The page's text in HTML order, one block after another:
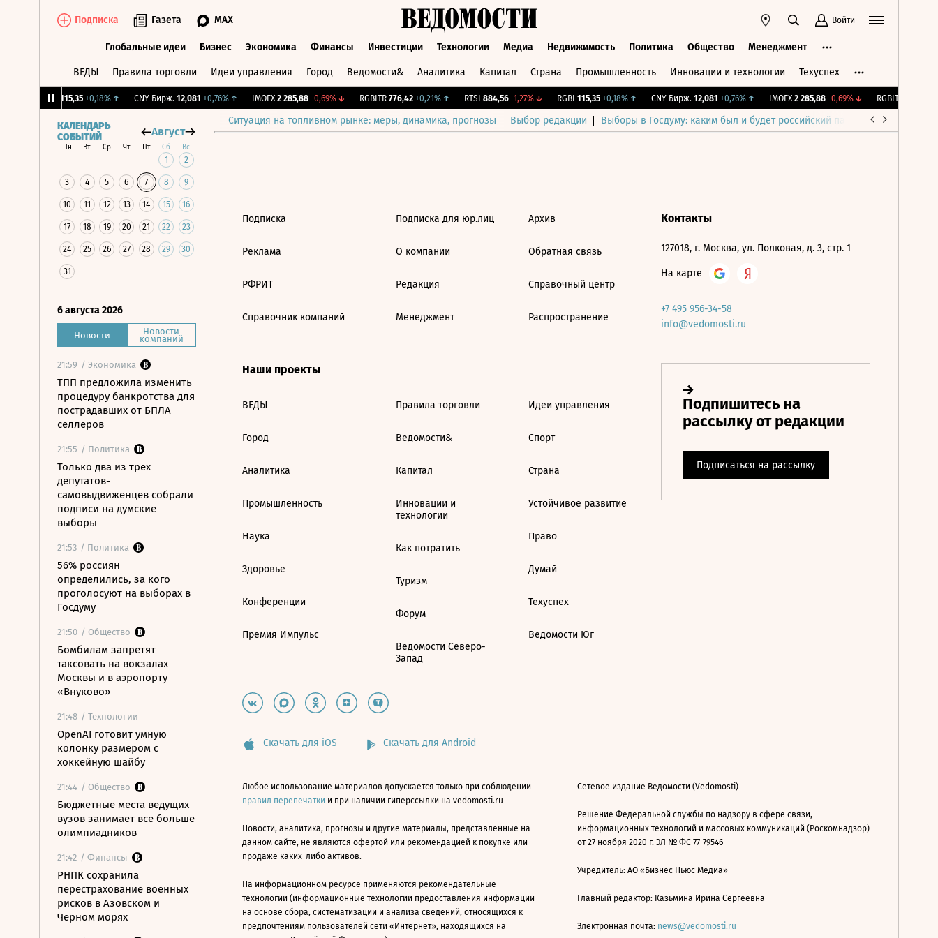
Подписка Газета MAX Войти
Глобальные идеи Бизнес Экономика Финансы Инвестиции Технологии Медиа Недвижимость Политика Общество Менеджмент
ВЕДЫ Правила торговли Идеи управления Город Ведомости& Аналитика Капитал Страна Промышленность Инновации и технологии Техуспех
115,35 +0,18%↑ CNY Бирж. 12,081 +0,76%↑ IMOEX 2 285,88 -0,69%↓ RGBITR 776,42 +0,21%↑ RTSI 884,56 -1,27%↓ RGBI 115,35 +0,18%↑ CNY Бирж. 12,081 +0,76%↑ IMOEX 2 285,88 -0,69%↓ RGBITR
Ситуация на топливном рынке: меры, динамика, прогнозы Выбор редакции Выборы в Госдуму: каким был и будет российский парламент
КАЛЕНДАРЬ
СОБЫТИЙ
Август
Пн Вт Ср Чт Пт Сб Вс
1 2
3 4 5 6 7 8 9
10 11 12 13 14 15 16
17 18 19 20 21 22 23
24 25 26 27 28 29 30
31
6 августа 2026
Новости Новости
компаний
21:59 / Экономика
ТПП предложила изменить
процедуру банкротства для
пострадавших от БПЛА
селлеров
21:55 / Политика
Только два из трех
депутатов-
самовыдвиженцев собрали
подписи на думские
выборы
21:53 / Политика
56% россиян
определились, за кого
проголосуют на выборах в
Госдуму
21:50 / Общество
Бомбилам запретят
таксовать на вокзалах
Москвы и в аэропорту
«Внуково»
21:48 / Технологии
OpenAI готовит умную
колонку размером с
хоккейную шайбу
21:44 / Общество
Бюджетные места ведущих
вузов занимает все больше
олимпиадников
21:42 / Финансы
РНПК сохранила
перестрахование военных
рисков в Азовском и
Черном морях
Подписка
Реклама
РФРИТ
Справочник компаний
Подписка для юр.лиц
О компании
Редакция
Менеджмент
Архив
Обратная связь
Справочный центр
Распространение
Наши проекты
ВЕДЫ
Город
Аналитика
Промышленность
Наука
Здоровье
Конференции
Премия Импульс
Правила торговли
Ведомости&
Капитал
Инновации и
технологии
Как потратить
Туризм
Форум
Ведомости Северо-
Запад
Идеи управления
Спорт
Страна
Устойчивое развитие
Право
Думай
Техуспех
Ведомости Юг
Контакты
127018, г. Москва, ул. Полковая, д. 3, стр. 1
На карте
+7 495 956-34-58
info@vedomosti.ru
Скачать для iOS Скачать для Android
Любое использование материалов допускается только при соблюдении
правил перепечатки и при наличии гиперссылки на vedomosti.ru
Новости, аналитика, прогнозы и другие материалы, представленные на
данном сайте, не являются офертой или рекомендацией к покупке или
продаже каких-либо активов.
На информационном ресурсе применяются рекомендательные
технологии (информационные технологии предоставления информации
на основе сбора, систематизации и анализа сведений, относящихся к
предпочтениям пользователей сети «Интернет», находящихся на
Сетевое издание Ведомости (Vedomosti)
Решение Федеральной службы по надзору в сфере связи,
информационных технологий и массовых коммуникаций (Роскомнадзор)
от 27 ноября 2020 г. ЭЛ № ФС 77-79546
Учредитель: АО «Бизнес Ньюс Медиа»
Главный редактор: Казьмина Ирина Сергеевна
Электронная почта: news@vedomosti.ru